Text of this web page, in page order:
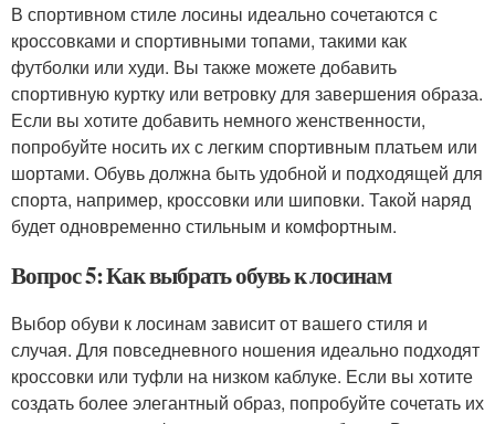
В спортивном стиле лосины идеально сочетаются с
кроссовками и спортивными топами, такими как
футболки или худи. Вы также можете добавить
спортивную куртку или ветровку для завершения образа.
Если вы хотите добавить немного женственности,
попробуйте носить их с легким спортивным платьем или
шортами. Обувь должна быть удобной и подходящей для
спорта, например, кроссовки или шиповки. Такой наряд
будет одновременно стильным и комфортным.
Вопрос 5: Как выбрать обувь к лосинам
Выбор обуви к лосинам зависит от вашего стиля и
случая. Для повседневного ношения идеально подходят
кроссовки или туфли на низком каблуке. Если вы хотите
создать более элегантный образ, попробуйте сочетать их